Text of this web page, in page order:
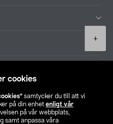
cookies
samtycker du till att vi
på din enhet enligt vår
på vår webbplats,
samt anpassa våra
+
butik
FI